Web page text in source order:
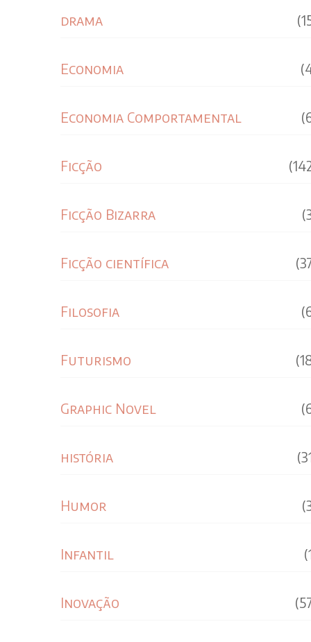
drama
Economia
Economia Comportamental
Ficção
Ficção Bizarra
Ficção científica
Filosofia
Futurismo
Graphic Novel
história
Humor
Infantil
Inovação